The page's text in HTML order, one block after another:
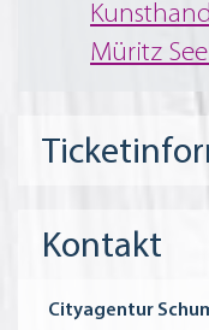
Müritz
Kontakt
Cityagentur